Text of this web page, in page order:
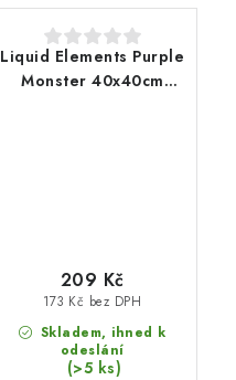
Liquid Elements Purple
Monster 40x40cm
Skladem, ihned k
odeslání
(>5 ks)
173 Kč bez DPH
209 Kč